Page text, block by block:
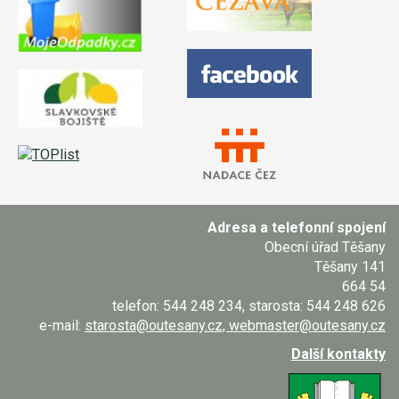
Adresa a telefonní spojení
Obecní úřad Těšany
Těšany 141
664 54
telefon: 544 248 234, starosta: 544 248 626
e-mail: starosta@outesany.cz, webmaster@outesany.cz
Další kontakty